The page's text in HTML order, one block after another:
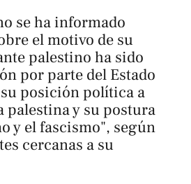
se ha informado
el motivo de su
palestino ha sido
por parte del Estado
posición política a
palestina y su postura
y el fascismo", según
cercanas a su